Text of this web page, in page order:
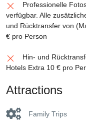
Professionelle
verfügbar. Alle
und Rücktransfer von
€ pro Person
Hin- und
Hotels Extra 10 € pro
Attractions
Family Trips